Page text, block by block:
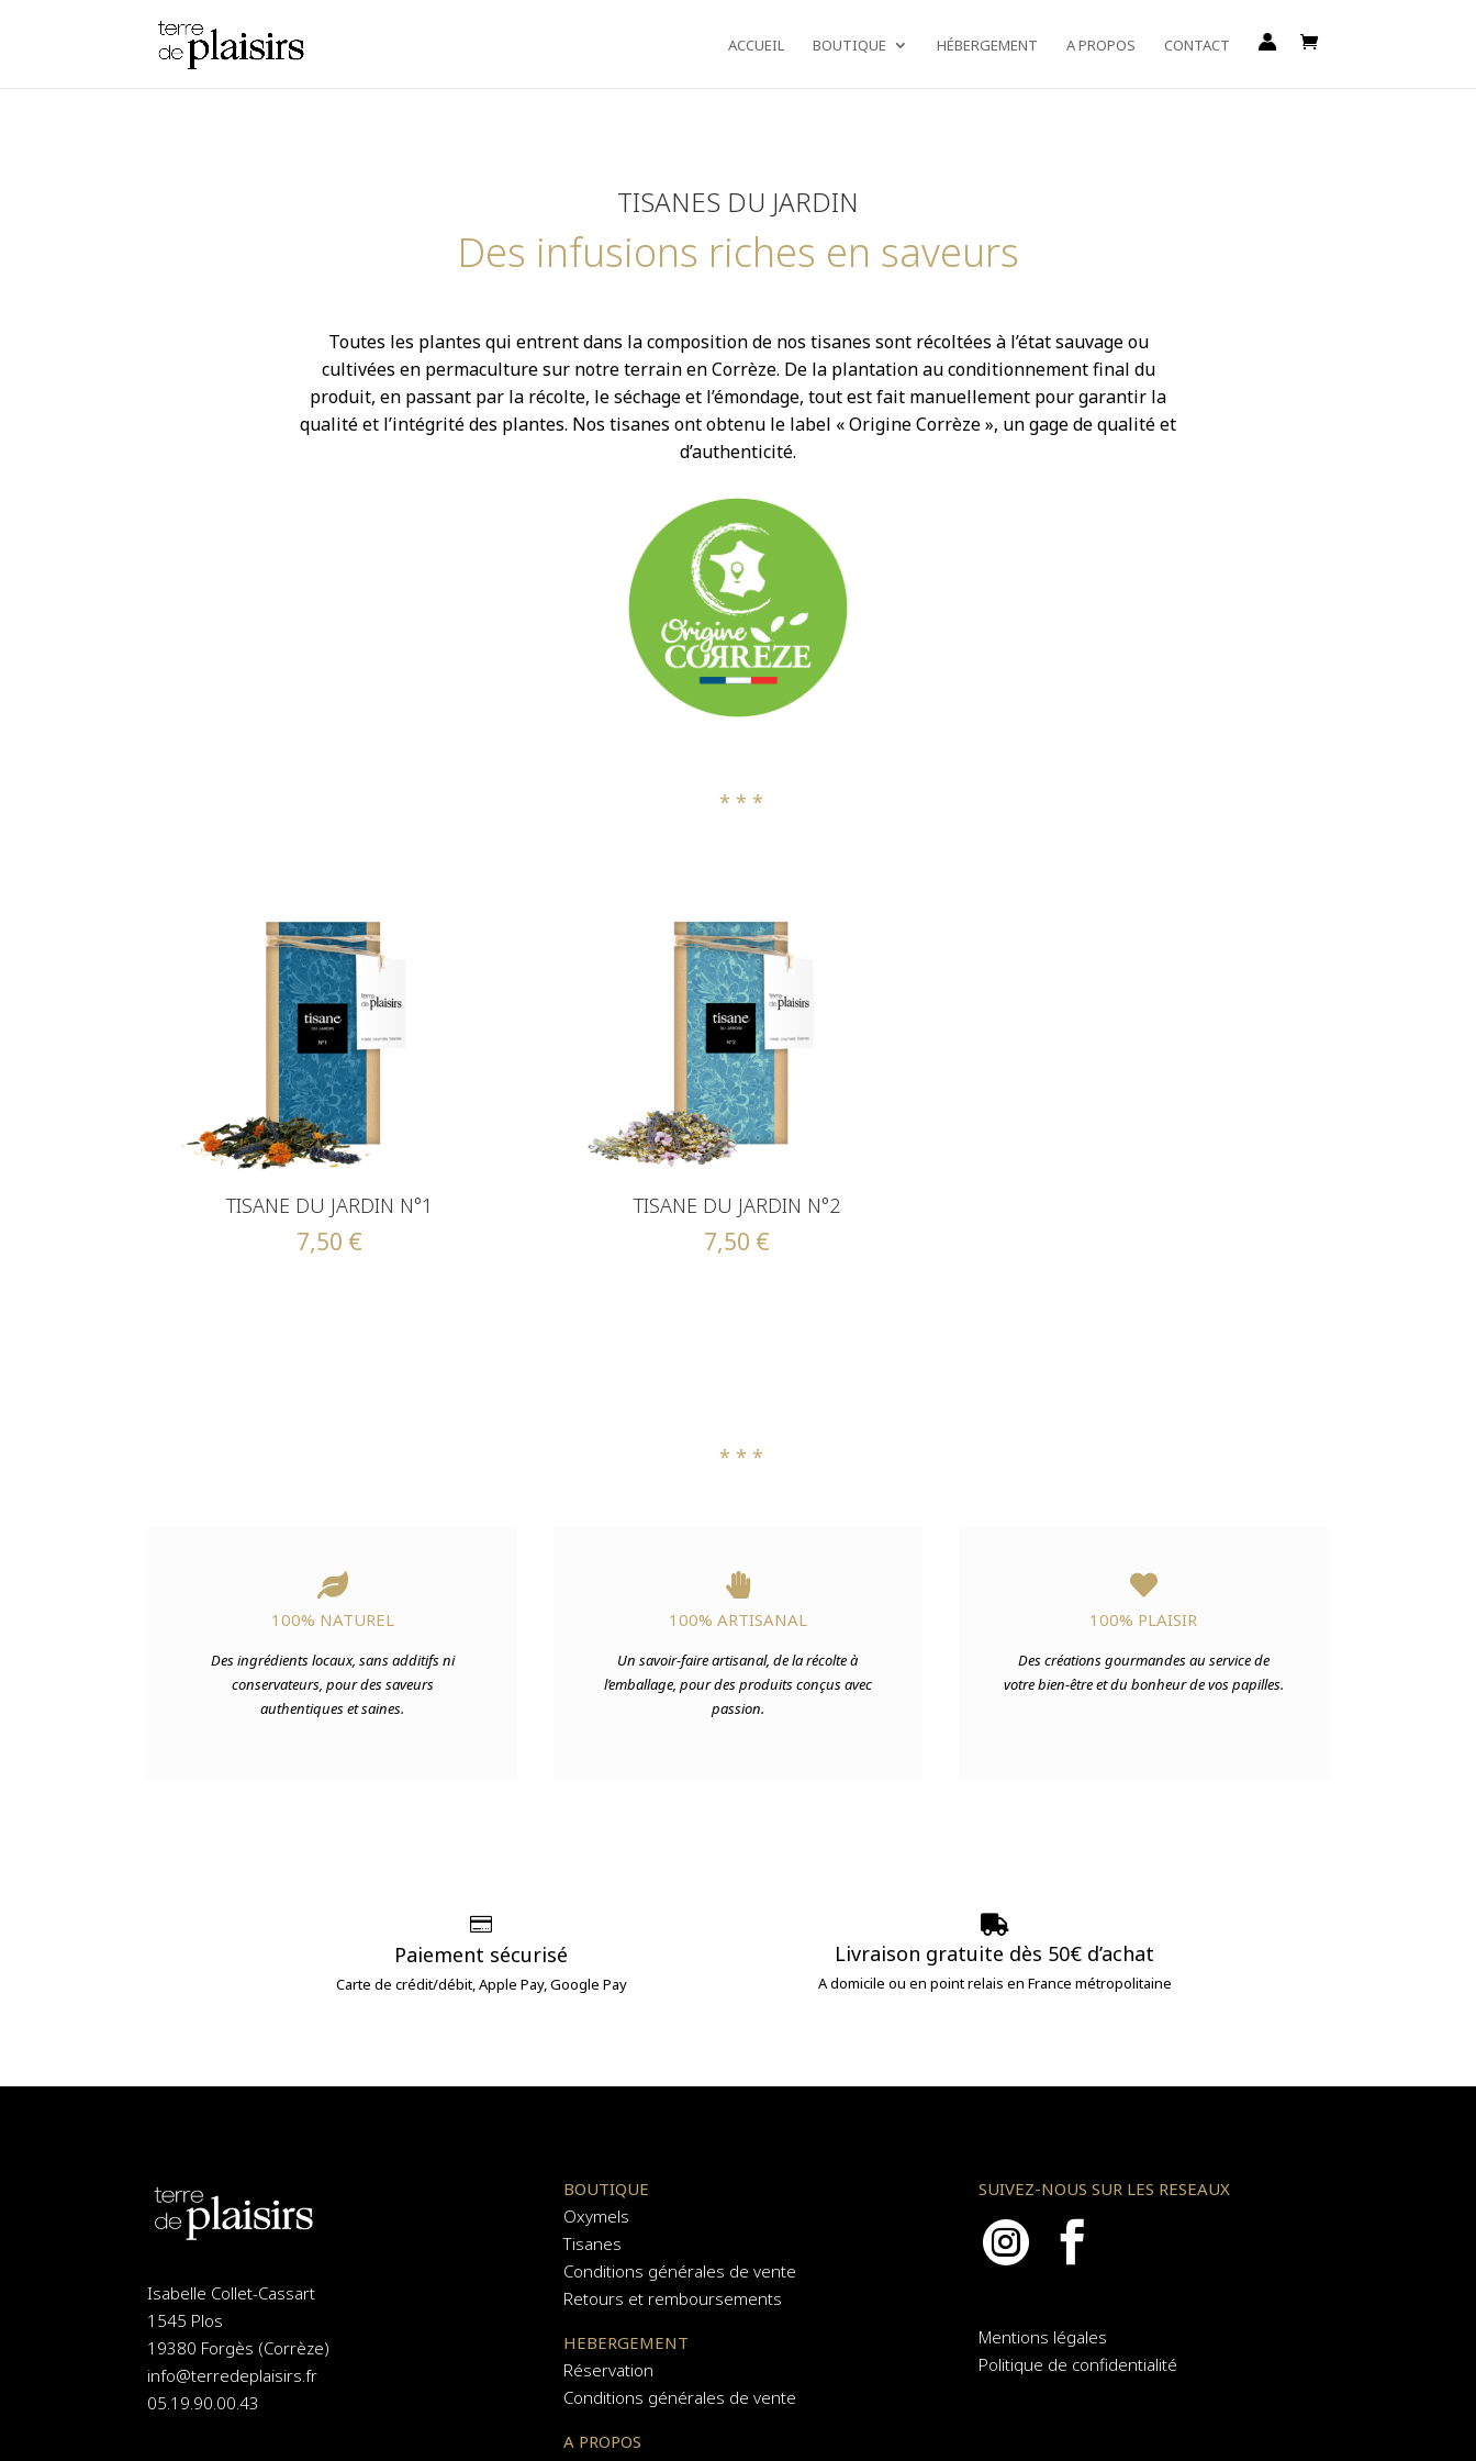
ACCUEIL BOUTIQUE HÉBERGEMENT A PROPOS CONTACT
TISANES DU JARDIN
Des infusions riches en saveurs
Toutes les plantes qui entrent dans la composition de nos tisanes sont récoltées à l’état sauvage ou
cultivées en permaculture sur notre terrain en Corrèze. De la plantation au conditionnement final du
produit, en passant par la récolte, le séchage et l’émondage, tout est fait manuellement pour garantir la
qualité et l’intégrité des plantes. Nos tisanes ont obtenu le label « Origine Corrèze », un gage de qualité et
d’authenticité.
* * *
TISANE DU JARDIN N°1
7,50 €
TISANE DU JARDIN N°2
7,50 €
* * *

100% NATUREL
Des ingrédients locaux, sans additifs ni
conservateurs, pour des saveurs
authentiques et saines.

100% ARTISANAL
Un savoir-faire artisanal, de la récolte à
l’emballage, pour des produits conçus avec
passion.

100% PLAISIR
Des créations gourmandes au service de
votre bien-être et du bonheur de vos papilles.

Paiement sécurisé
Carte de crédit/débit, Apple Pay, Google Pay

Livraison gratuite dès 50€ d’achat
A domicile ou en point relais en France métropolitaine
Isabelle Collet-Cassart
1545 Plos
19380 Forgès (Corrèze)
info@terredeplaisirs.fr
05.19.90.00.43
BOUTIQUE
Oxymels
Tisanes
Conditions générales de vente
Retours et remboursements
HEBERGEMENT
Réservation
Conditions générales de vente
A PROPOS
SUIVEZ-NOUS SUR LES RESEAUX
 
Mentions légales
Politique de confidentialité